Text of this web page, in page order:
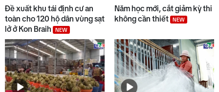
Đề xuất khu tái định cư an
toàn cho 120 hộ dân vùng sạt
lở ở Kon Braih
NEW
Năm học mới, cắt giảm kỳ thi
không cần thiết
NEW